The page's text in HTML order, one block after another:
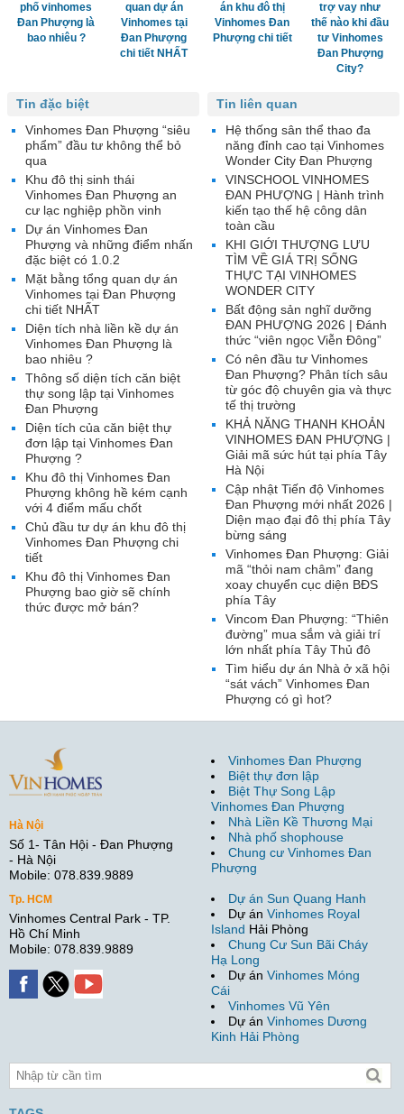
phố vinhomes
Đan Phượng là
bao nhiêu ?
quan dự án
Vinhomes tại
Đan Phượng
chi tiết NHẤT
án khu đô thị
Vinhomes Đan
Phượng chi tiết
trợ vay như
thế nào khi đầu
tư Vinhomes
Đan Phượng
City?
Tin liên quan
Hệ thống sân thể thao đa
năng đỉnh cao tại Vinhomes
Wonder City Đan Phượng
VINSCHOOL VINHOMES
ĐAN PHƯỢNG | Hành trình
kiến tạo thế hệ công dân
toàn cầu
KHI GIỚI THƯỢNG LƯU
TÌM VỀ GIÁ TRỊ SỐNG
THỰC TẠI VINHOMES
WONDER CITY
Bất động sản nghĩ dưỡng
ĐAN PHƯỢNG 2026 | Đánh
thức “viên ngọc Viễn Đông”
Có nên đầu tư Vinhomes
Đan Phượng? Phân tích sâu
từ góc độ chuyên gia và thực
tế thị trường
KHẢ NĂNG THANH KHOẢN
VINHOMES ĐAN PHƯỢNG |
Giải mã sức hút tại phía Tây
Hà Nội
Cập nhật Tiến độ Vinhomes
Đan Phượng mới nhất 2026 |
Diện mạo đại đô thị phía Tây
bừng sáng
Vinhomes Đan Phượng: Giải
mã “thỏi nam châm” đang
xoay chuyển cục diện BĐS
phía Tây
Vincom Đan Phượng: “Thiên
đường” mua sắm và giải trí
lớn nhất phía Tây Thủ đô
Tìm hiểu dự án Nhà ở xã hội
“sát vách” Vinhomes Đan
Phượng có gì hot?
Tin đặc biệt
Vinhomes Đan Phượng “siêu
phẩm” đầu tư không thể bỏ
qua
Khu đô thị sinh thái
Vinhomes Đan Phượng an
cư lạc nghiệp phồn vinh
Dự án Vinhomes Đan
Phượng và những điểm nhấn
đặc biệt có 1.0.2
Mặt bằng tổng quan dự án
Vinhomes tại Đan Phượng
chi tiết NHẤT
Diện tích nhà liền kề dự án
Vinhomes Đan Phượng là
bao nhiêu ?
Thông số diện tích căn biệt
thự song lập tại Vinhomes
Đan Phượng
Diện tích của căn biệt thự
đơn lập tại Vinhomes Đan
Phượng ?
Khu đô thị Vinhomes Đan
Phượng không hề kém cạnh
với 4 điểm mấu chốt
Chủ đầu tư dự án khu đô thị
Vinhomes Đan Phượng chi
tiết
Khu đô thị Vinhomes Đan
Phượng bao giờ sẽ chính
thức được mở bán?
Hà Nội
Số 1- Tân Hội - Đan Phượng
- Hà Nội
Mobile: 078.839.9889
Tp. HCM
Vinhomes Central Park - TP.
Hồ Chí Minh
Mobile: 078.839.9889
Vinhomes Đan Phượng
Biệt thự đơn lập
Biệt Thự Song Lập
Vinhomes Đan Phượng
Nhà Liền Kề Thương Mại
Nhà phố shophouse
Chung cư Vinhomes Đan
Phượng
Dự án Sun Quang Hanh
Dự án Vinhomes Royal
Island Hải Phòng
Chung Cư Sun Bãi Cháy
Hạ Long
Dự án Vinhomes Móng
Cái
Vinhomes Vũ Yên
Dự án Vinhomes Dương
Kinh Hải Phòng